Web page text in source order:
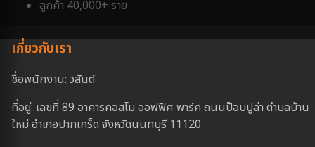
ลูกค้า 40,000+ ราย
เกี่ยวกับเรา
ชื่อพนักงาน: วสันต์
ที่อยู่: เลขที่ 89 อาคารคอสโม ออฟฟิศ พาร์ค ถนนป๊อบปูล่า ตำบลบ้าน
ใหม่ อำเภอปากเกร็ด จังหวัดนนทบุรี 11120